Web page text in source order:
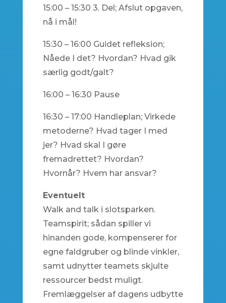
15:00 – 15:30 3. Del; Afslut opgaven,
nå i mål!
15:30 – 16:00 Guidet refleksion;
Nåede I det? Hvordan? Hvad gik
særlig godt/galt?
16:00 – 16:30 Pause
16:30 – 17:00 Handleplan; Virkede
metoderne? Hvad tager I med
jer? Hvad skal I gøre
fremadrettet? Hvordan?
Hvornår? Hvem har ansvar?
Eventuelt
Walk and talk i slotsparken.
Teamspirit; sådan spiller vi
hinanden gode, kompenserer for
egne faldgruber og blinde vinkler,
samt udnytter teamets skjulte
ressourcer bedst muligt.
Fremlæggelser af dagens udbytte